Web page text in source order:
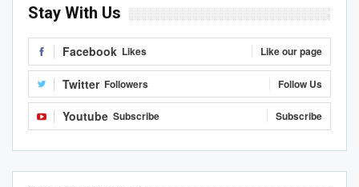
Stay With Us
Facebook Likes Like our page
Twitter Followers Follow Us
Youtube Subscribe Subscribe